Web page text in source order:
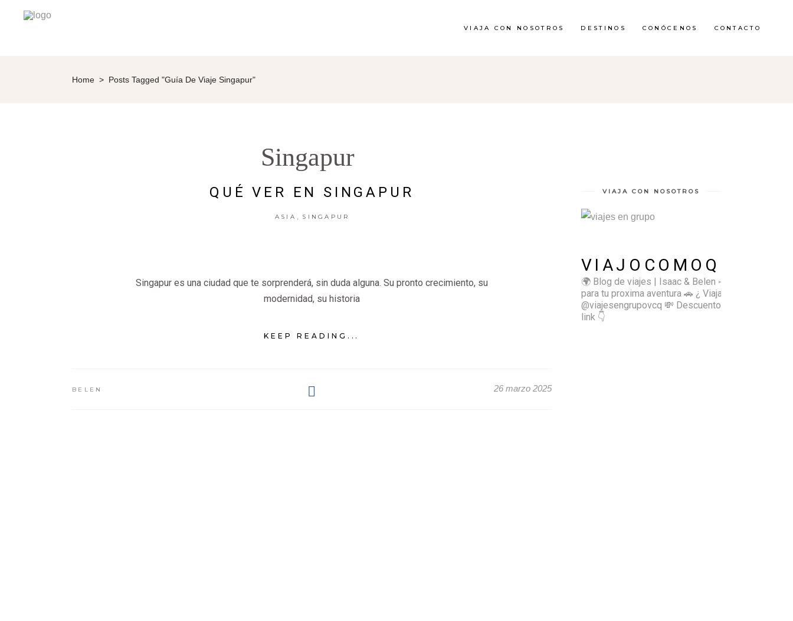
VIAJA CON NOSOTROS DESTINOS CONÓCENOS CONTACTO
Home > Posts Tagged "guía De Viaje Singapur"
Singapur
QUÉ VER EN SINGAPUR
ASIA SINGAPUR
Singapur es una ciudad que te sorprenderá, sin duda alguna. Su pronto crecimiento, su
modernidad, su historia
KEEP READING...
BELEN 26 marzo 2025
VIAJA CON NOSOTROS
VIAJOCOMOQUIERO
🌍 Blog de viajes | Isaac & Belen ✈️ Inspírate
para tu proxima aventura 🚗 ¿ Viajas sol@? 👉🏻
@viajesengrupovcq 💸 Descuentos y tips en el
link 👇